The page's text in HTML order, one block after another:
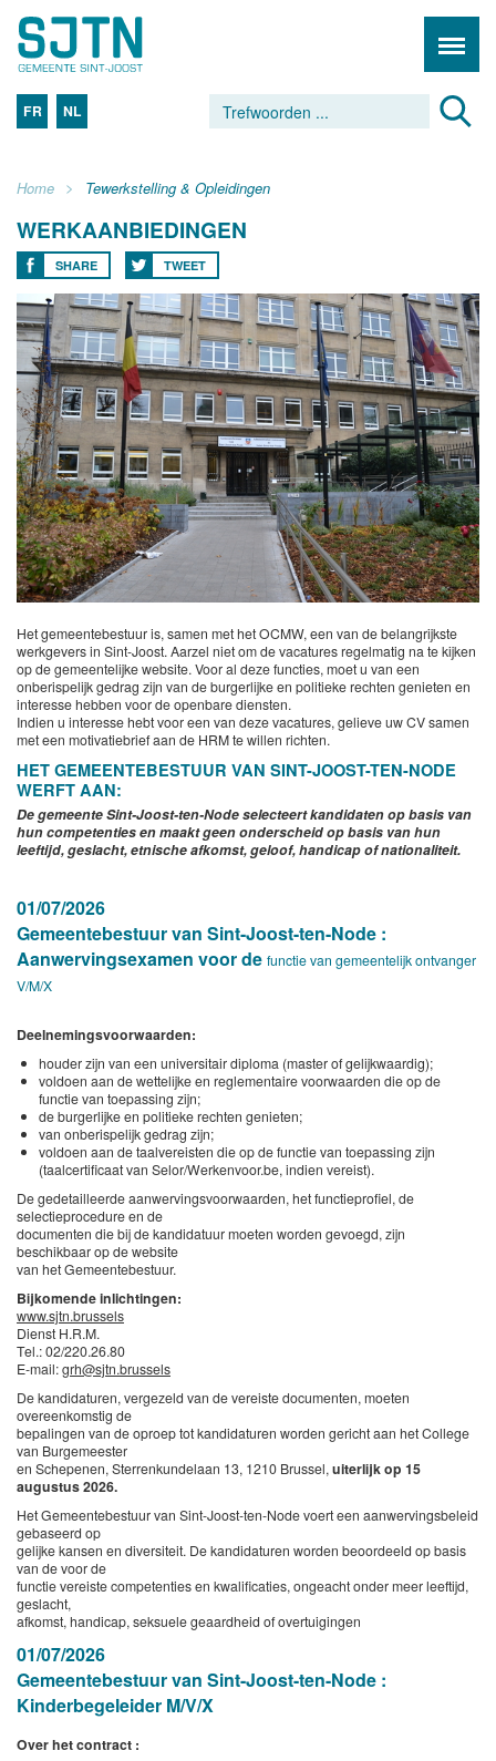
FR NL
Home Tewerkstelling & Opleidingen
WERKAANBIEDINGEN
SHARE TWEET
Het gemeentebestuur is, samen met het OCMW, een van de belangrijkste
werkgevers in Sint-Joost. Aarzel niet om de vacatures regelmatig na te kijken
op de gemeentelijke website. Voor al deze functies, moet u van een
onberispelijk gedrag zijn van de burgerlijke en politieke rechten genieten en
interesse hebben voor de openbare diensten.
Indien u interesse hebt voor een van deze vacatures, gelieve uw CV samen
met een motivatiebrief aan de HRM te willen richten.
HET GEMEENTEBESTUUR VAN SINT-JOOST-TEN-NODE
WERFT AAN:
De gemeente Sint-Joost-ten-Node selecteert kandidaten op basis van
hun competenties en maakt geen onderscheid op basis van hun
leeftijd, geslacht, etnische afkomst, geloof, handicap of nationaliteit.
01/07/2026
Gemeentebestuur van Sint-Joost-ten-Node :
Aanwervingsexamen voor de functie van gemeentelijk ontvanger
V/M/X
Deelnemingsvoorwaarden:
houder zijn van een universitair diploma (master of gelijkwaardig);
voldoen aan de wettelijke en reglementaire voorwaarden die op de
functie van toepassing zijn;
de burgerlijke en politieke rechten genieten;
van onberispelijk gedrag zijn;
voldoen aan de taalvereisten die op de functie van toepassing zijn
(taalcertificaat van Selor/Werkenvoor.be, indien vereist).
De gedetailleerde aanwervingsvoorwaarden, het functieprofiel, de
selectieprocedure en de
documenten die bij de kandidatuur moeten worden gevoegd, zijn
beschikbaar op de website
van het Gemeentebestuur.
Bijkomende inlichtingen:
www.sjtn.brussels
Dienst H.R.M.
Tel.: 02/220.26.80
E-mail:grh@sjtn.brussels
De kandidaturen, vergezeld van de vereiste documenten, moeten
overeenkomstig de
bepalingen van de oproep tot kandidaturen worden gericht aan het College
van Burgemeester
en Schepenen, Sterrenkundelaan 13, 1210 Brussel, uiterlijk op 15
augustus 2026.
Het Gemeentebestuur van Sint-Joost-ten-Node voert een aanwervingsbeleid
gebaseerd op
gelijke kansen en diversiteit. De kandidaturen worden beoordeeld op basis
van de voor de
functie vereiste competenties en kwalificaties, ongeacht onder meer leeftijd,
geslacht,
afkomst, handicap, seksuele geaardheid of overtuigingen
01/07/2026
Gemeentebestuur van Sint-Joost-ten-Node :
Kinderbegeleider M/V/X
Over het contract :